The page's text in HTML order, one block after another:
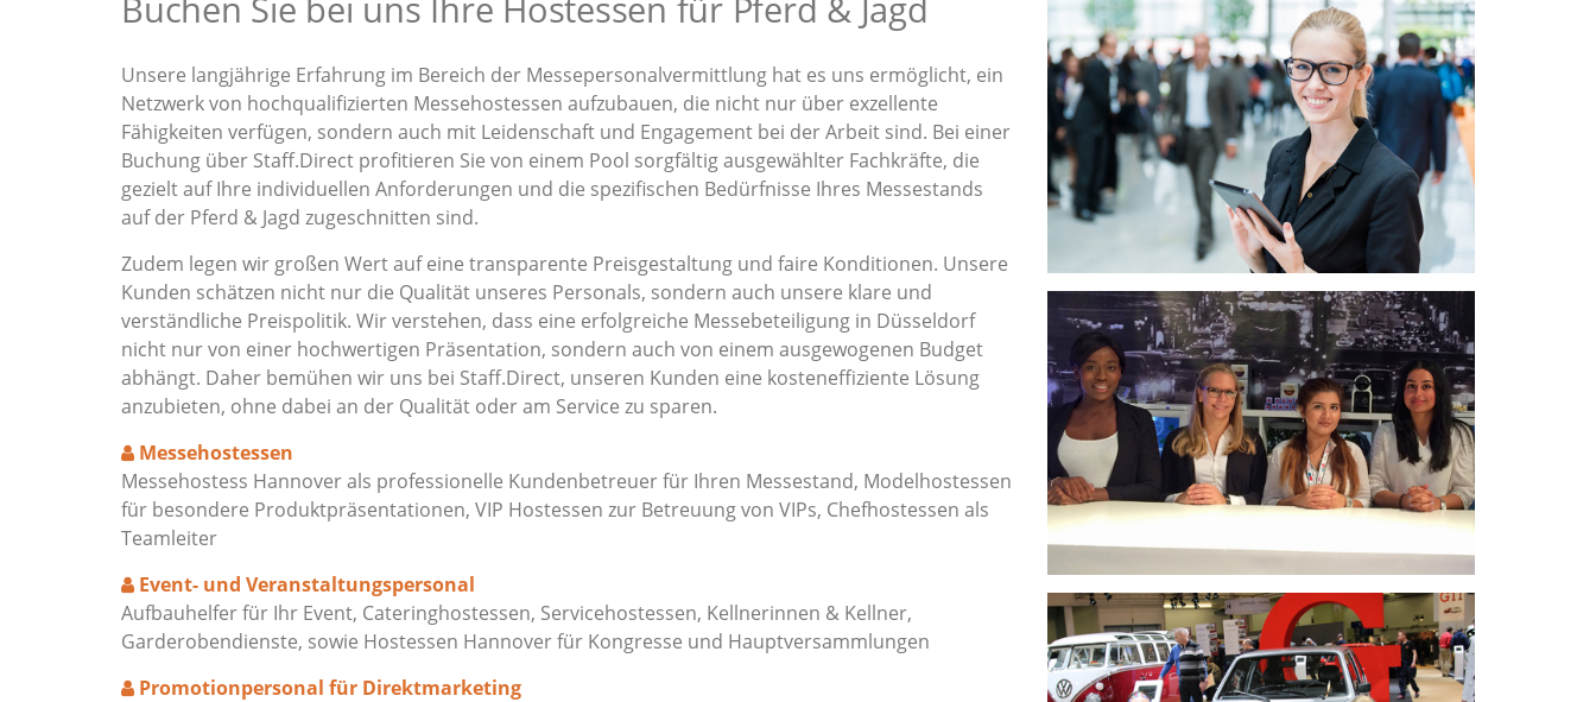
Unsere langjährige Erfahrung im Bereich der Messepersonalvermittlung hat es uns ermöglicht, ein
Netzwerk von hochqualifizierten Messehostessen aufzubauen, die nicht nur über exzellente
Fähigkeiten verfügen, sondern auch mit Leidenschaft und Engagement bei der Arbeit sind. Bei einer
Buchung über Staff.Direct profitieren Sie von einem Pool sorgfältig ausgewählter Fachkräfte, die
gezielt auf Ihre individuellen Anforderungen und die spezifischen Bedürfnisse Ihres Messestands
auf der Pferd & Jagd zugeschnitten sind.
Zudem legen wir großen Wert auf eine transparente Preisgestaltung und faire Konditionen. Unsere
Kunden schätzen nicht nur die Qualität unseres Personals, sondern auch unsere klare und
verständliche Preispolitik. Wir verstehen, dass eine erfolgreiche Messebeteiligung in Düsseldorf
nicht nur von einer hochwertigen Präsentation, sondern auch von einem ausgewogenen Budget
abhängt. Daher bemühen wir uns bei Staff.Direct, unseren Kunden eine kosteneffiziente Lösung
anzubieten, ohne dabei an der Qualität oder am Service zu sparen.
Messehostessen
Messehostess Hannover als professionelle Kundenbetreuer für Ihren Messestand, Modelhostessen
für besondere Produktpräsentationen, VIP Hostessen zur Betreuung von VIPs, Chefhostessen als
Teamleiter
Event- und Veranstaltungspersonal
Aufbauhelfer für Ihr Event, Cateringhostessen, Servicehostessen, Kellnerinnen & Kellner,
Garderobendienste, sowie Hostessen Hannover für Kongresse und Hauptversammlungen
Promotionpersonal für Direktmarketing